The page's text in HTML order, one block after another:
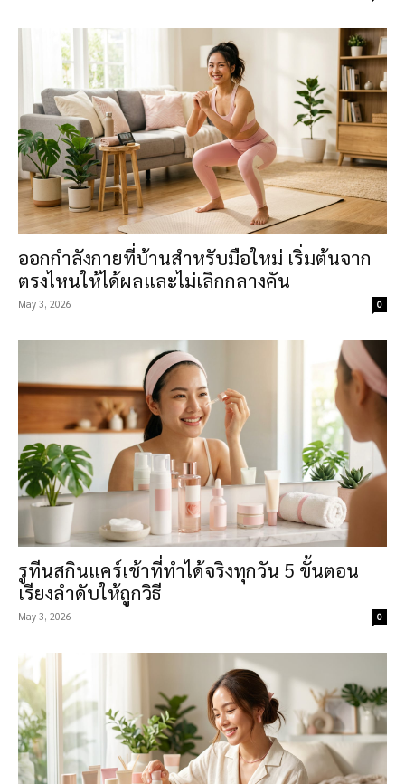
ออกกำลังกายที่บ้านสำหรับมือใหม่ เริ่มต้นจาก
ตรงไหนให้ได้ผลและไม่เลิกกลางคัน
May 3, 2026 0
รูทีนสกินแคร์เช้าที่ทำได้จริงทุกวัน 5 ขั้นตอน
เรียงลำดับให้ถูกวิธี
May 3, 2026 0